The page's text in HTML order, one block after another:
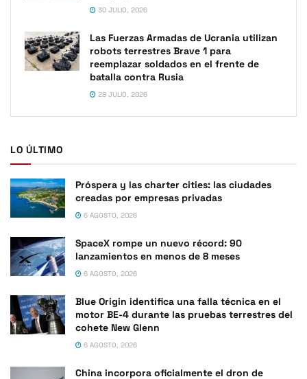
30 JULIO, 2026
Las Fuerzas Armadas de Ucrania utilizan
robots terrestres Brave 1 para
reemplazar soldados en el frente de
batalla contra Rusia
28 JULIO, 2026
LO ÚLTIMO
Próspera y las charter cities: las ciudades
creadas por empresas privadas
6 AGOSTO, 2026
SpaceX rompe un nuevo récord: 90
lanzamientos en menos de 8 meses
6 AGOSTO, 2026
Blue Origin identifica una falla técnica en el
motor BE-4 durante las pruebas terrestres del
cohete New Glenn
6 AGOSTO, 2026
China incorpora oficialmente el dron de